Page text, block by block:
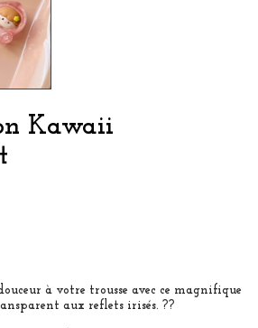
Kawaii
à votre trousse avec ce magnifique
aux reflets irisés. ??